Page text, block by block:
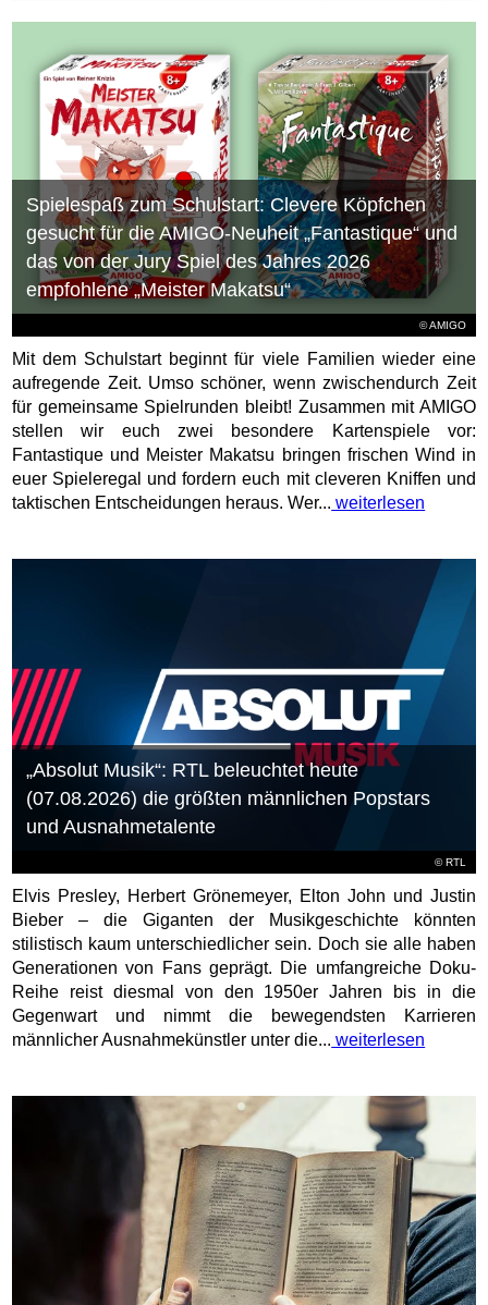
© AMIGO
Spielespaß zum Schulstart: Clevere Köpfchen
gesucht für die AMIGO-Neuheit „Fantastique“ und
das von der Jury Spiel des Jahres 2026
empfohlene „Meister Makatsu“
Mit dem Schulstart beginnt für viele Familien wieder eine
aufregende Zeit. Umso schöner, wenn zwischendurch Zeit
für gemeinsame Spielrunden bleibt! Zusammen mit AMIGO
stellen wir euch zwei besondere Kartenspiele vor:
Fantastique und Meister Makatsu bringen frischen Wind in
euer Spieleregal und fordern euch mit cleveren Kniffen und
taktischen Entscheidungen heraus. Wer... weiterlesen
©RTL
„Absolut Musik“: RTL beleuchtet heute
(07.08.2026) die größten männlichen Popstars
und Ausnahmetalente
Elvis Presley, Herbert Grönemeyer, Elton John und Justin
Bieber – die Giganten der Musikgeschichte könnten
stilistisch kaum unterschiedlicher sein. Doch sie alle haben
Generationen von Fans geprägt. Die umfangreiche Doku-
Reihe reist diesmal von den 1950er Jahren bis in die
Gegenwart und nimmt die bewegendsten Karrieren
männlicher Ausnahmekünstler unter die... weiterlesen